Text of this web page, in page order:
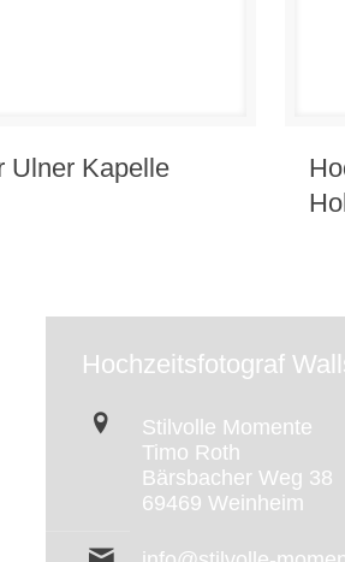
Ulner Kapelle
Hochzeitsfotograf
Stilvolle Momente
Timo Roth
Bärsbacher Weg 38
69469 Weinheim